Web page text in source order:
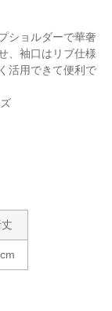
ショルダーで華奢
、袖口はリブ仕様
活用できて便利で